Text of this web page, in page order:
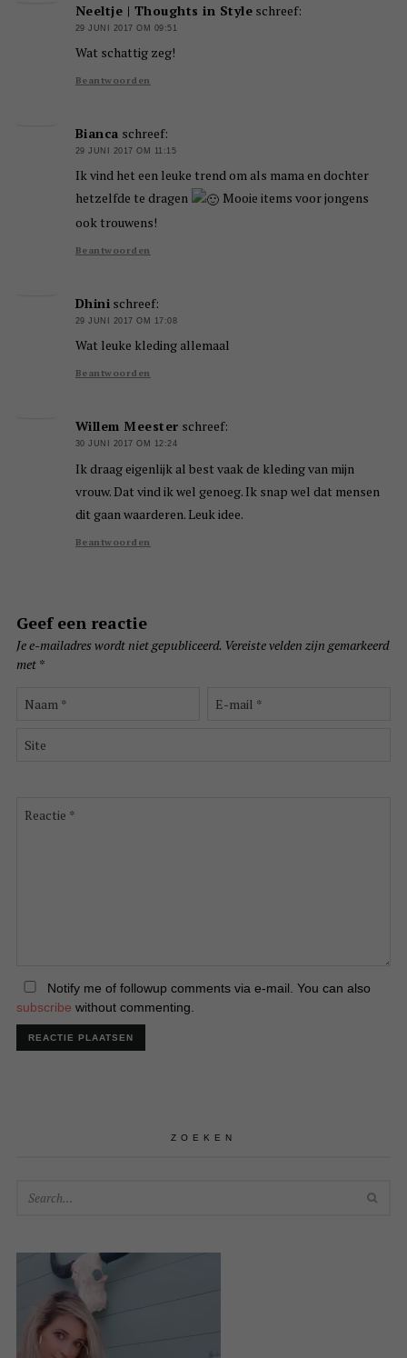
Neeltje | Thoughts in Style schreef:
29 JUNI 2017 OM 09:51
Wat schattig zeg!
Beantwoorden
Bianca schreef:
29 JUNI 2017 OM 11:15
Ik vind het een leuke trend om als mama en dochter
hetzelfde te dragen
Mooie items voor jongens
ook trouwens!
Beantwoorden
Dhini schreef:
29 JUNI 2017 OM 17:08
Wat leuke kleding allemaal
Beantwoorden
Willem Meester schreef:
30 JUNI 2017 OM 12:24
Ik draag eigenlijk al best vaak de kleding van mijn
vrouw. Dat vind ik wel genoeg. Ik snap wel dat mensen
dit gaan waarderen. Leuk idee.
Beantwoorden
Geef een reactie
Je e-mailadres wordt niet gepubliceerd. Vereiste velden zijn gemarkeerd
met *
Notify me of followup comments via e-mail. You can also
subscribe without commenting.
ZOEKEN